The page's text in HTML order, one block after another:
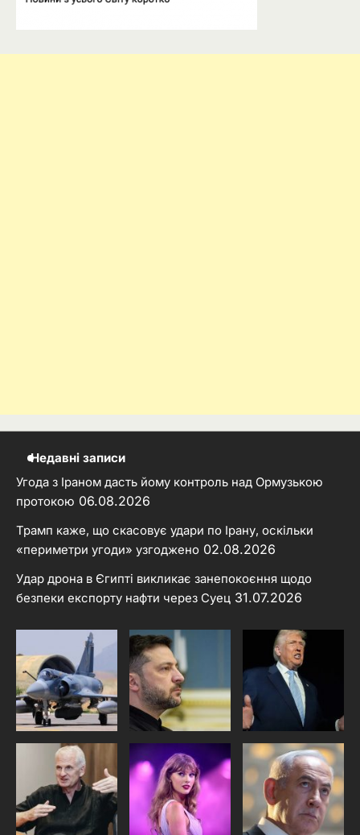
Недавні записи
Угода з Іраном дасть йому контроль над Ормузькою
протокою 06.08.2026
Трамп каже, що скасовує удари по Ірану, оскільки
«периметри угоди» узгоджено 02.08.2026
Удар дрона в Єгипті викликає занепокоєння щодо
безпеки експорту нафти через Суец 31.07.2026